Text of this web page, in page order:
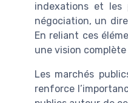
indexations et les
négociation, un
En reliant ces
une vision
Les marchés
renforce